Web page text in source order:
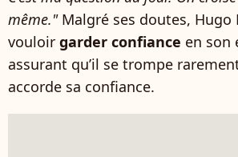
même."Malgré ses doutes, Hugo
vouloir garder confiance en son
assurant qu’il se trompe
accorde sa confiance.